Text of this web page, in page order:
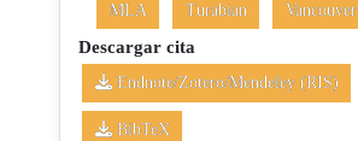
MLA Turabian Vancouver
Descargar cita
Endnote/Zotero/Mendeley (RIS)
BibTeX